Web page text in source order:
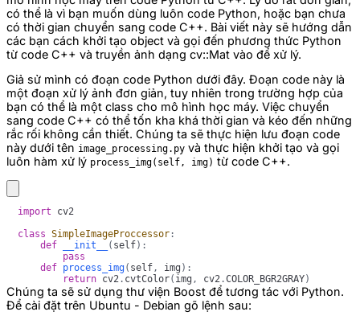
có thể là vì bạn muốn dùng luôn code Python, hoặc bạn chưa
có thời gian chuyển sang code C++. Bài viết này sẽ hướng dẫn
các bạn cách khởi tạo object và gọi đến phương thức Python
từ code C++ và truyền ảnh dạng cv::Mat vào để xử lý.
Giả sử mình có đoạn code Python dưới đây. Đoạn code này là
một đoạn xử lý ảnh đơn giản, tuy nhiên trong trường hợp của
bạn có thể là một class cho mô hình học máy. Việc chuyển
sang code C++ có thể tốn kha khá thời gian và kéo đến những
rắc rối không cần thiết. Chúng ta sẽ thực hiện lưu đoạn code
này dưới tên image_processing.py và thực hiện khởi tạo và gọi
luôn hàm xử lý process_img(self, img) từ code C++.
import
class SimpleImageProccessor :
def
__init__ ( self) :
pass
def process_img( self, img ) :
return cv2 . cvtColor( img , cv2 .COLOR_BGR2GRAY)
Chúng ta sẽ sử dụng thư viện Boost để tương tác với Python.
Để cài đặt trên Ubuntu - Debian gõ lệnh sau: